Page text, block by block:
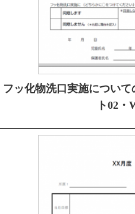
フッ化物洗口実施につい
ト02・